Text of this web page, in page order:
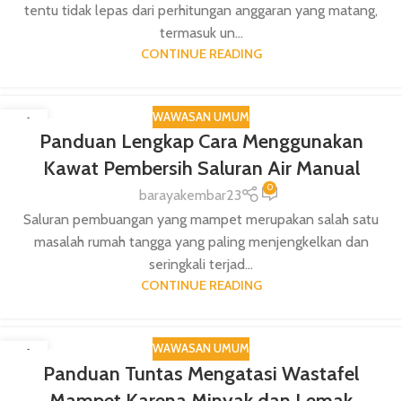
tentu tidak lepas dari perhitungan anggaran yang matang,
termasuk un...
CONTINUE READING
16 WAWASAN UMUM
Panduan Lengkap Cara Menggunakan
Kawat Pembersih Saluran Air Manual
barayakembar23 0
Saluran pembuangan yang mampet merupakan salah satu
masalah rumah tangga yang paling menjengkelkan dan
seringkali terjad...
CONTINUE READING
16 WAWASAN UMUM
Panduan Tuntas Mengatasi Wastafel